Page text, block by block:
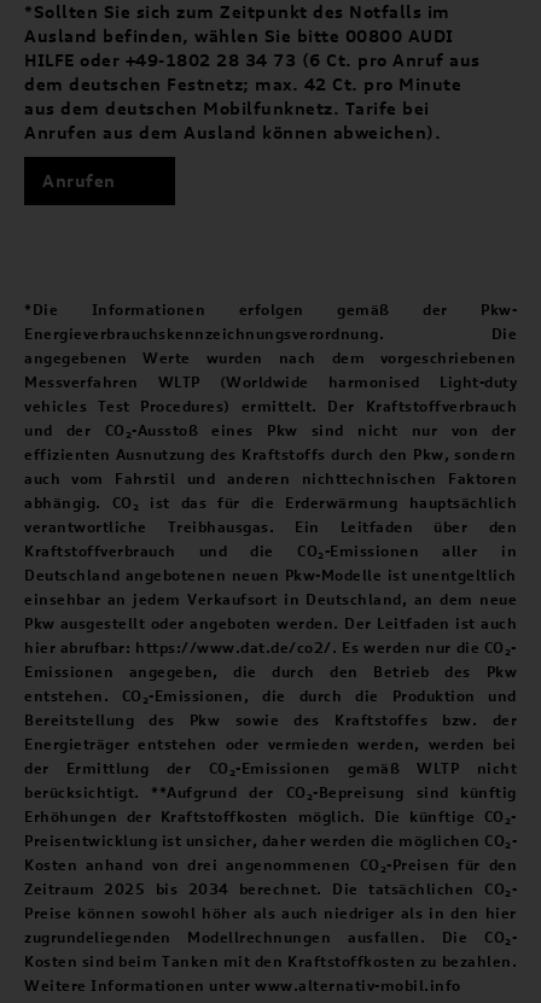
*Sollten Sie sich zum Zeitpunkt des Notfalls im
Ausland befinden, wählen Sie bitte 00800 AUDI
HILFE oder +49-1802 28 34 73 (6 Ct. pro Anruf aus
dem deutschen Festnetz; max. 42 Ct. pro Minute
aus dem deutschen Mobilfunknetz. Tarife bei
Anrufen aus dem Ausland können abweichen).
Anrufen
*Die Informationen erfolgen gemäß der Pkw-
Energieverbrauchskennzeichnungsverordnung. Die
angegebenen Werte wurden nach dem vorgeschriebenen
Messverfahren WLTP (Worldwide harmonised Light-duty
vehicles Test Procedures) ermittelt. Der Kraftstoffverbrauch
und der CO₂-Ausstoß eines Pkw sind nicht nur von der
effizienten Ausnutzung des Kraftstoffs durch den Pkw, sondern
auch vom Fahrstil und anderen nichttechnischen Faktoren
abhängig. CO₂ ist das für die Erderwärmung hauptsächlich
verantwortliche Treibhausgas. Ein Leitfaden über den
Kraftstoffverbrauch und die CO₂-Emissionen aller in
Deutschland angebotenen neuen Pkw-Modelle ist unentgeltlich
einsehbar an jedem Verkaufsort in Deutschland, an dem neue
Pkw ausgestellt oder angeboten werden. Der Leitfaden ist auch
hier abrufbar: https://www.dat.de/co2/. Es werden nur die CO₂-
Emissionen angegeben, die durch den Betrieb des Pkw
entstehen. CO₂-Emissionen, die durch die Produktion und
Bereitstellung des Pkw sowie des Kraftstoffes bzw. der
Energieträger entstehen oder vermieden werden, werden bei
der Ermittlung der CO₂-Emissionen gemäß WLTP nicht
berücksichtigt. **Aufgrund der CO₂-Bepreisung sind künftig
Erhöhungen der Kraftstoffkosten möglich. Die künftige CO₂-
Preisentwicklung ist unsicher, daher werden die möglichen CO₂-
Kosten anhand von drei angenommenen CO₂-Preisen für den
Zeitraum 2025 bis 2034 berechnet. Die tatsächlichen CO₂-
Preise können sowohl höher als auch niedriger als in den hier
zugrundeliegenden Modellrechnungen ausfallen. Die CO₂-
Kosten sind beim Tanken mit den Kraftstoffkosten zu bezahlen.
Weitere Informationen unter www.alternativ-mobil.info